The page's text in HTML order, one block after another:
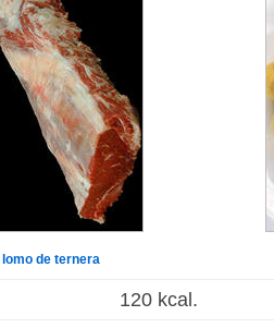
lomo de ternera
120 kcal.